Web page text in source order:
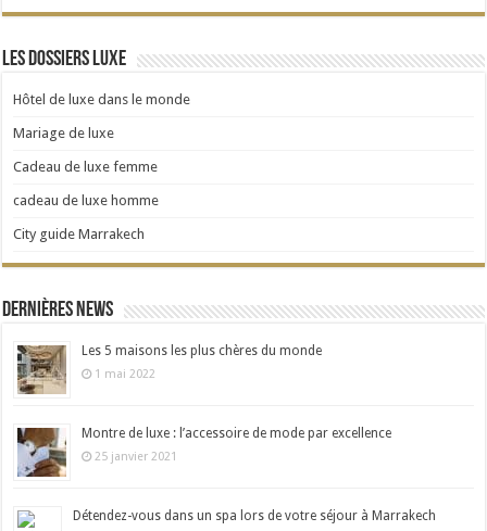
Les dossiers Luxe
Hôtel de luxe dans le monde
Mariage de luxe
Cadeau de luxe femme
cadeau de luxe homme
City guide Marrakech
Dernières news
Les 5 maisons les plus chères du monde
1 mai 2022
Montre de luxe : l’accessoire de mode par excellence
25 janvier 2021
Détendez-vous dans un spa lors de votre séjour à Marrakech